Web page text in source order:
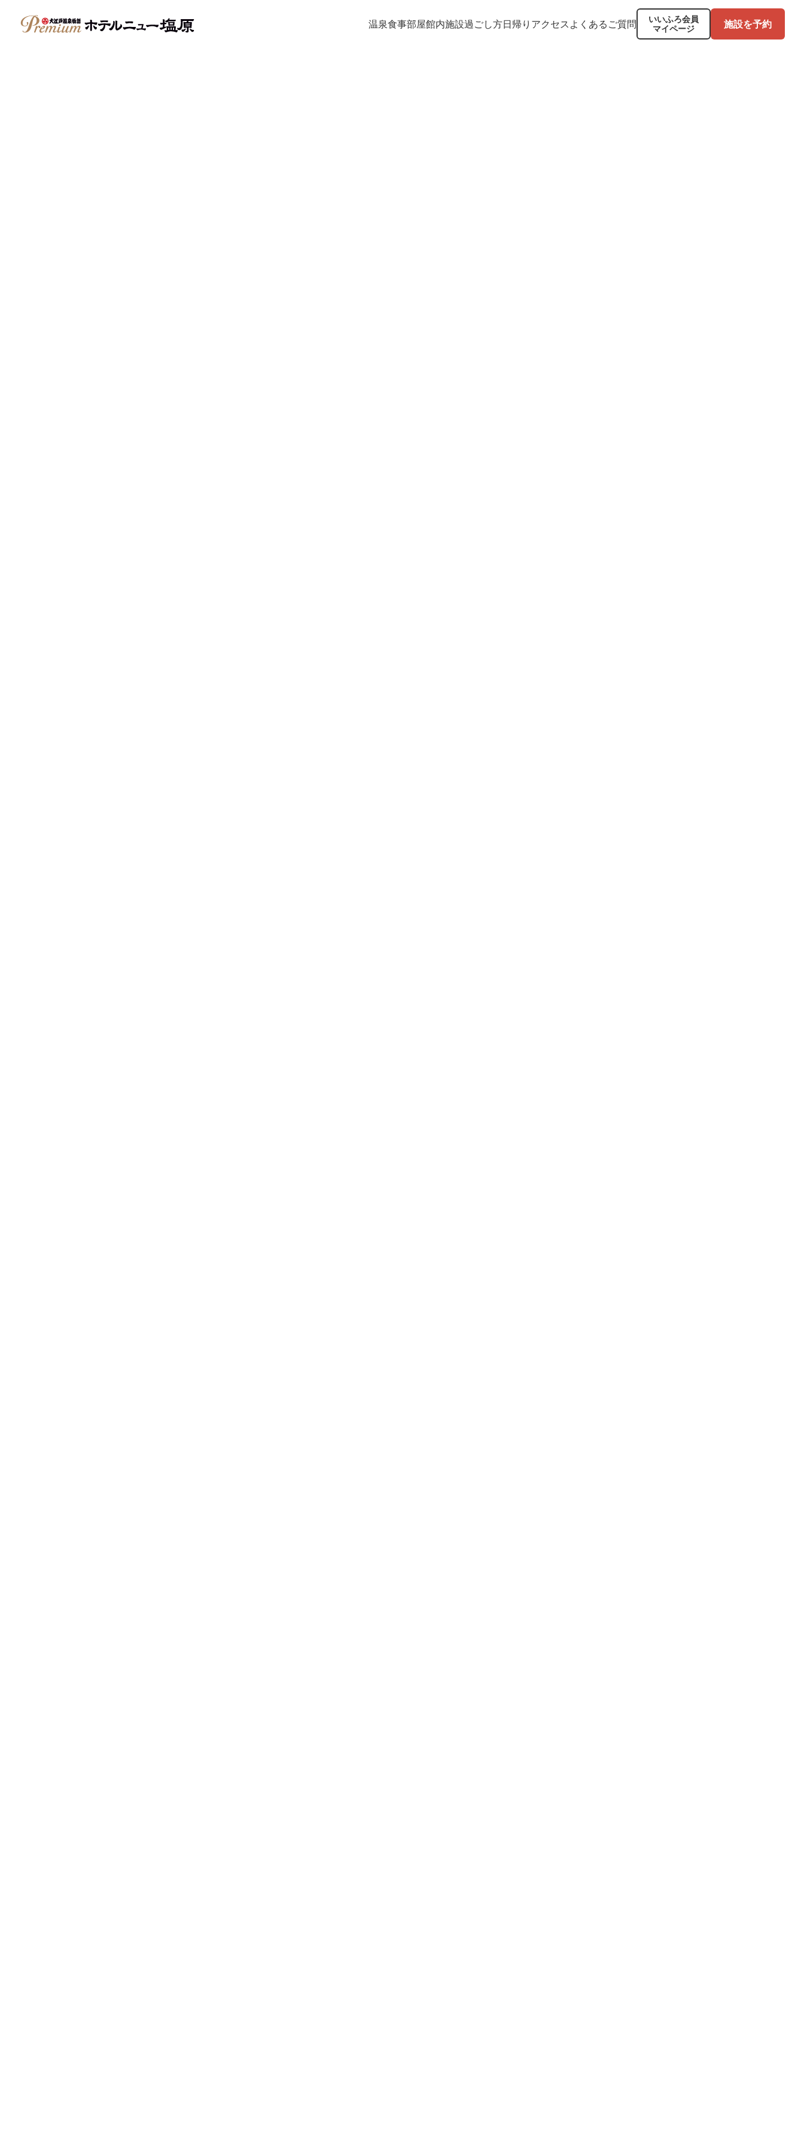
温泉食事部屋館内施設過ごし方日帰り アクセス よくあるご質問
いいふろ会員
マイページ
施設を予約